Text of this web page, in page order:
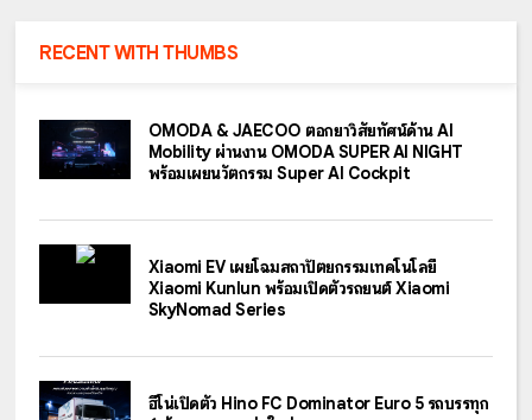
RECENT WITH THUMBS
OMODA & JAECOO ตอกย้ำวิสัยทัศน์ด้าน AI
Mobility ผ่านงาน OMODA SUPER AI NIGHT
พร้อมเผยนวัตกรรม Super AI Cockpit
Xiaomi EV เผยโฉมสถาปัตยกรรมเทคโนโลยี
Xiaomi Kunlun พร้อมเปิดตัวรถยนต์ Xiaomi
SkyNomad Series
ฮีโน่เปิดตัว Hino FC Dominator Euro 5 รถบรรทุก